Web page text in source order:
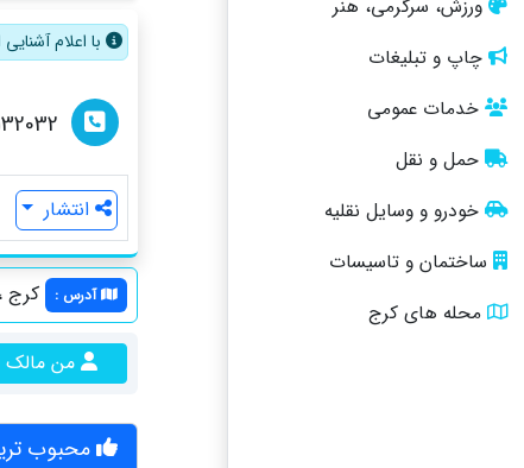
ورزش، سرگرمی، هنر
چاپ و تبلیغات
خدمات عمومی
حمل و نقل
خودرو و وسایل نقلیه
ساختمان و تاسیسات
محله های کرج
با اعلام
انتشار
آدرس : کرج
من
محبوب